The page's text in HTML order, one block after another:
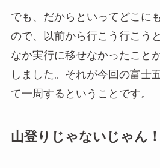
でも、だからといってどこに
ので、以前から行こう行こう
なか実行に移せなかったこと
しました。それが今回の富士
て一周するということです。
山登りじゃないじゃん